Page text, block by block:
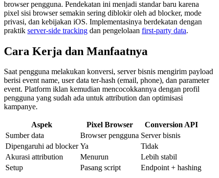
browser pengguna. Pendekatan ini menjadi standar baru karena
pixel sisi browser semakin sering diblokir oleh ad blocker, mode
privasi, dan kebijakan iOS. Implementasinya berdekatan dengan
praktik server-side tracking dan pengelolaan first-party data.
Cara Kerja dan Manfaatnya
Saat pengguna melakukan konversi, server bisnis mengirim payload
berisi event name, user data ter-hash (email, phone), dan parameter
event. Platform iklan kemudian mencocokkannya dengan profil
pengguna yang sudah ada untuk attribution dan optimisasi
kampanye.
Aspek Pixel Browser
Conversion API
Sumber data
Browser pengguna Server bisnis
Dipengaruhi ad blocker Ya
Tidak
Akurasi attribution
Menurun
Lebih stabil
Setup
Pasang script Endpoint + hashing